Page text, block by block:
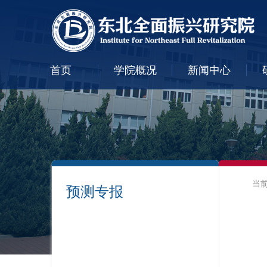
首页 学院概况 新闻中心
预测专报
当